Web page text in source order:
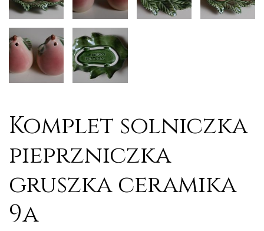
Komplet solniczka
pieprzniczka
gruszka ceramika
9a